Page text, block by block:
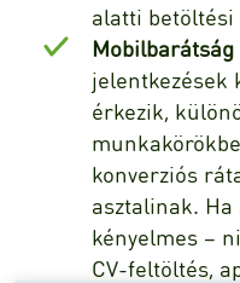
alatti betöltési
Mobilbarátság
jelentkezések
érkezik,
konverziós
asztalinak.
kényelmes –
CV-feltöltés,